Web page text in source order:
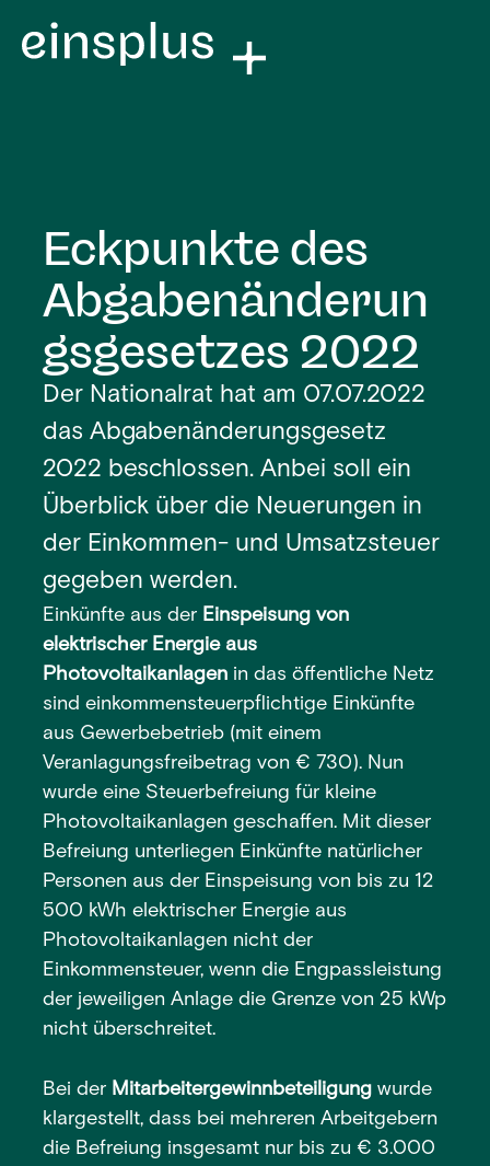
Eckpunkte des
Abgabenänderun
gsgesetzes 2022
Der Nationalrat hat am 07.07.2022
das Abgabenänderungsgesetz
2022 beschlossen. Anbei soll ein
Überblick über die Neuerungen in
der Einkommen- und Umsatzsteuer
gegeben werden.
Einkünfte aus der Einspeisung von
elektrischer Energie aus
Photovoltaikanlagen in das öffentliche Netz
sind einkommensteuerpflichtige Einkünfte
aus Gewerbebetrieb (mit einem
Veranlagungsfreibetrag von € 730). Nun
wurde eine Steuerbefreiung für kleine
Photovoltaikanlagen geschaffen. Mit dieser
Befreiung unterliegen Einkünfte natürlicher
Personen aus der Einspeisung von bis zu 12
500 kWh elektrischer Energie aus
Photovoltaikanlagen nicht der
Einkommensteuer, wenn die Engpassleistung
der jeweiligen Anlage die Grenze von 25 kWp
nicht überschreitet.
Bei der Mitarbeitergewinnbeteiligung wurde
klargestellt, dass bei mehreren Arbeitgebern
die Befreiung insgesamt nur bis zu € 3.000